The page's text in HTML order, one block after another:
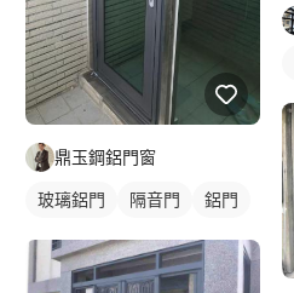
鼎玉鋼鋁門窗
玻璃鋁門 隔音門 鋁門